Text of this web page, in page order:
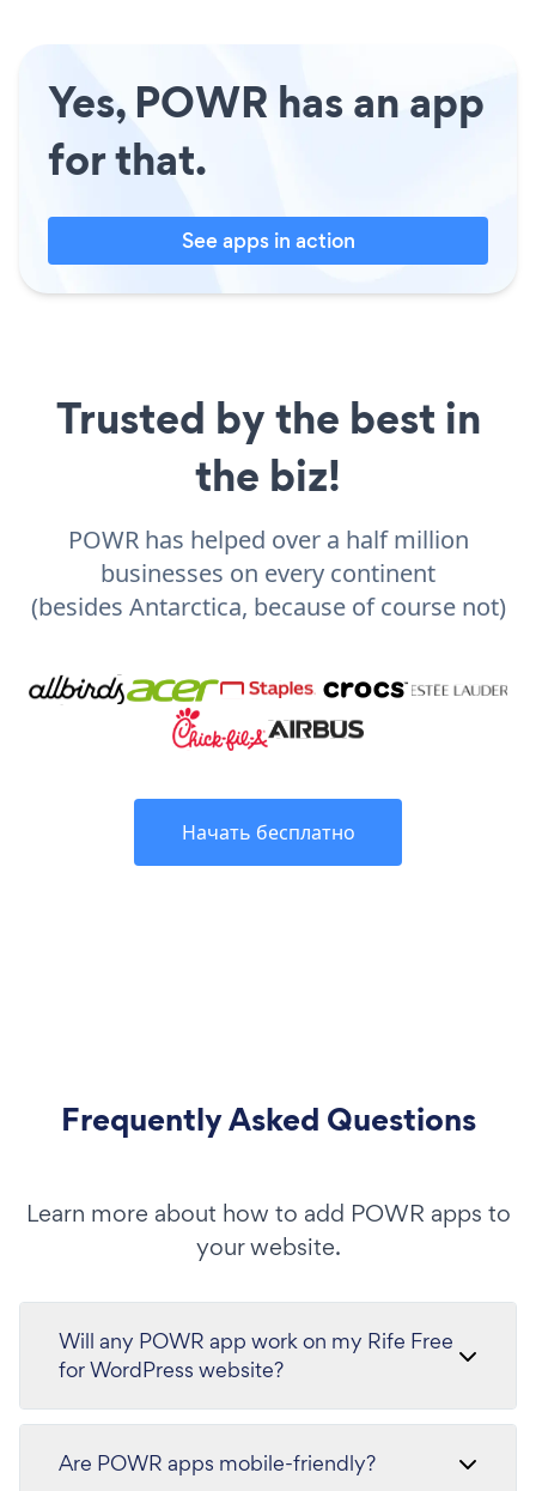
Yes, POWR has an app
for that.
See apps in action
Trusted by the best in
the biz!
POWR has helped over a half million
businesses on every continent
(besides Antarctica, because of course not)
Начать бесплатно
Frequently Asked Questions
Learn more about how to add POWR apps to
your website.
Will any POWR app work on my Rife Free
for WordPress website?
Are POWR apps mobile-friendly?